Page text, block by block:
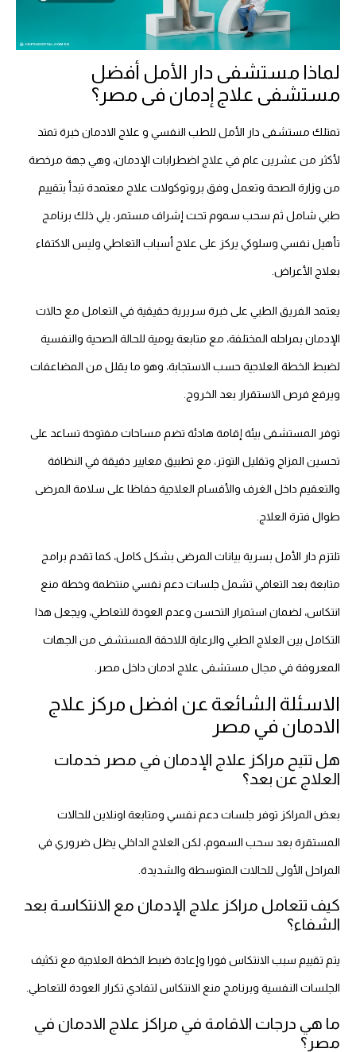
لماذا مستشفى دار الأمل أفضل
مستشفى علاج إدمان فى مصر؟
تمتلك مستشفى دار الأمل للطب النفسي و علاج الادمان خبرة تمتد
لأكثر من عشرين عام في علاج اضطرابات الإدمان، وهي جهة مرخصة
من وزارة الصحة وتعمل وفق بروتوكولات علاج معتمدة تبدأ بتقييم
طبي شامل ثم سحب سموم تحت إشراف مستمر، يلي ذلك برنامج
تأهيل نفسي وسلوكي يركز على علاج أسباب التعاطي وليس الاكتفاء
بعلاج الأعراض.
يعتمد الفريق الطبي على خبرة سريرية حقيقية في التعامل مع حالات
الإدمان بمراحله المختلفة، مع متابعة يومية للحالة الصحية والنفسية
لضبط الخطة العلاجية حسب الاستجابة، وهو ما يقلل من المضاعفات
ويرفع فرص الاستقرار بعد الخروج.
توفر المستشفى بيئة إقامة هادئة تضم مساحات مفتوحة تساعد على
تحسين المزاج وتقليل التوتر، مع تطبيق معايير دقيقة في النظافة
والتعقيم داخل الغرف والأقسام العلاجية حفاظا على سلامة المرضى
طوال فترة العلاج.
تلتزم دار الأمل بسرية بيانات المرضى بشكل كامل، كما تقدم برامج
متابعة بعد التعافي تشمل جلسات دعم نفسي منتظمة وخطة منع
انتكاس، لضمان استمرار التحسن وعدم العودة للتعاطي، ويجعل هذا
التكامل بين العلاج الطبي والرعاية اللاحقة المستشفى من الجهات
المعروفة في مجال مستشفى علاج ادمان داخل مصر.
الاسئلة الشائعة عن افضل مركز علاج
الادمان في مصر
هل تتيح مراكز علاج الإدمان في مصر خدمات
العلاج عن بعد؟
بعض المراكز توفر جلسات دعم نفسي ومتابعة اونلاين للحالات
المستقرة بعد سحب السموم، لكن العلاج الداخلي يظل ضروري في
المراحل الأولى للحالات المتوسطة والشديدة.
كيف تتعامل مراكز علاج الإدمان مع الانتكاسة بعد
الشفاء؟
يتم تقييم سبب الانتكاس فورا وإعادة ضبط الخطة العلاجية مع تكثيف
الجلسات النفسية وبرنامج منع الانتكاس لتفادي تكرار العودة للتعاطي.
ما هي درجات الاقامة في مراكز علاج الادمان في
مصر؟